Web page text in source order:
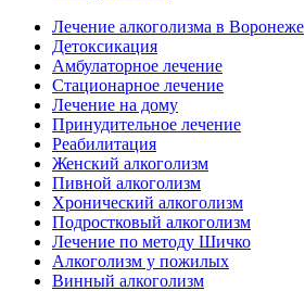
Лечение алкоголизма в Воронеже
Детоксикация
Амбулаторное лечение
Стационарное лечение
Лечение на дому
Принудительное лечение
Реабилитация
Женский алкоголизм
Пивной алкоголизм
Хронический алкоголизм
Подростковый алкоголизм
Лечение по методу Шичко
Алкоголизм у пожилых
Винный алкоголизм